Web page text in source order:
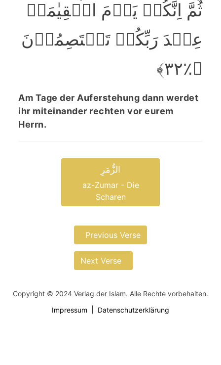
ثُمَّ اِنَّکُمۡ یَوۡمَ الۡقِیٰمَۃِ
عِنۡدَ رَبِّکُمۡ تَخۡتَصِمُوۡنَ
﴿٪۳۲﴾
Am Tage der Auferstehung dann werdet
ihr miteinander rechten vor eurem
Herrn.
الزُّمَرِ
az-Zumar - Die
Scharen
Previous Verse
Next Verse
Copyright © 2024 Verlag der Islam. Alle Rechte vorbehalten.
Impressum
Datenschutzerklärung